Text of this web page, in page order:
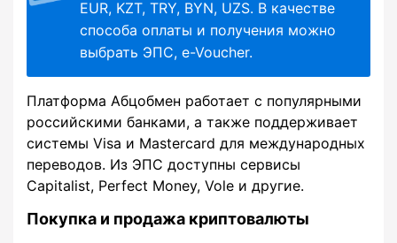
EUR, KZT, TRY, BYN, UZS. В качестве
способа оплаты и получения можно
выбрать ЭПС, e-Voucher.
Платформа Абцобмен работает с популярными
российскими банками, а также поддерживает
системы Visa и Mastercard для международных
переводов. Из ЭПС доступны сервисы
Capitalist, Perfect Money, Vole и другие.
Покупка и продажа криптовалюты